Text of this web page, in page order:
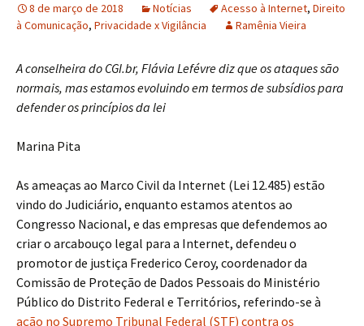
8 de março de 2018 Notícias Acesso à Internet, Direito
à Comunicação, Privacidade x Vigilância Ramênia Vieira
A conselheira do CGI.br, Flávia Lefévre diz que os ataques são
normais, mas estamos evoluindo em termos de subsídios para
defender os princípios da lei
Marina Pita
As ameaças ao Marco Civil da Internet (Lei 12.485) estão
vindo do Judiciário, enquanto estamos atentos ao
Congresso Nacional, e das empresas que defendemos ao
criar o arcabouço legal para a Internet, defendeu o
promotor de justiça Frederico Ceroy, coordenador da
Comissão de Proteção de Dados Pessoais do Ministério
Público do Distrito Federal e Territórios, referindo-se à
ação no Supremo Tribunal Federal (STF) contra os